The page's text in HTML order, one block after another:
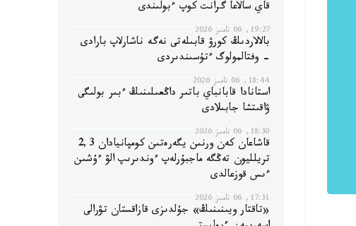
قاي سالاعا گرانت كوپ ءبولىندى
19:27, 06 تامىز 2026
بالالاردىڭ كورۋ قابىلەتى نەگە ناشارلاپ بارادى
- وفتالمولوگ ءتۇسىندىردى
18:44, 06 تامىز 2026
استانادا قابانباي باتىر داڭعىلىنىڭ ءبىر بولىگى
ۋاقىتشا جابىلادى
18:30, 06 تامىز 2026
قاشاعان كەن ورنىن يگەرەتىن كومپانيادان 2,3
تريلليون تەڭگە ماجبۇرلەپ ءوندىرىپ الۋ ءۇشىن
ءىس قوزعالدى
17:31, 06 تامىز 2026
«تاقتار ويىنىنىڭ» جۇلدىزى قازاقستان تۋرالى